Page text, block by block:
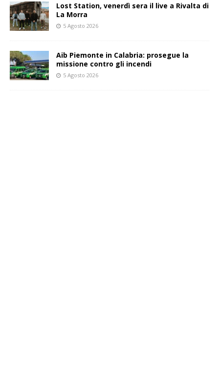
Lost Station, venerdì sera il live a Rivalta di
La Morra
5 Agosto 2026
Aib Piemonte in Calabria: prosegue la
missione contro gli incendi
5 Agosto 2026